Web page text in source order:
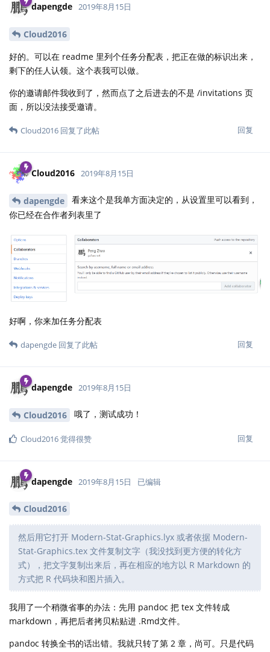
dapengde 2019年8月15日
Cloud2016
好的。可以在 readme 里列个任务分配表，把正在做的标识出来，
剩下的任人认领。这个表我可以做。
你的邀请邮件我收到了，然而点了之后进去的不是 /invitations 页
面，所以没法接受邀请。
回复
Cloud2016 回复了此帖
Cloud2016 2019年8月15日
dapengde
看来这个是我单方面决定的，从设置里可以看到，
你已经在合作者列表里了
好啊，你来加任务分配表
回复
dapengde 回复了此帖
dapengde 2019年8月15日
Cloud2016 哦了，测试成功！
回复
Cloud2016觉得很赞
dapengde 2019年8月15日 已编辑
Cloud2016
然后用它打开 Modern-Stat-Graphics.lyx 或者依据 Modern-
Stat-Graphics.tex 文件复制文字（我没找到更方便的转化方
式），把文字复制出来后，再在相应的地方以 R Markdown 的
方式把 R 代码块和图片插入。
我用了一个稍微省事的办法：先用 pandoc 把 tex 文件转成
markdown，再把后者拷贝粘贴进 .Rmd文件。
pandoc 转换全书的话出错。我就只转了第 2 章，尚可。只是代码